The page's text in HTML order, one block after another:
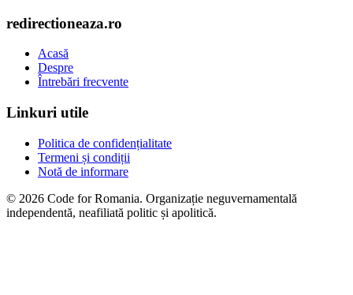
redirectioneaza.ro
Acasă
Despre
Întrebări frecvente
Linkuri utile
Politica de confidențialitate
Termeni și condiții
Notă de informare
© 2026 Code for Romania. Organizație neguvernamentală
independentă, neafiliată politic și apolitică.